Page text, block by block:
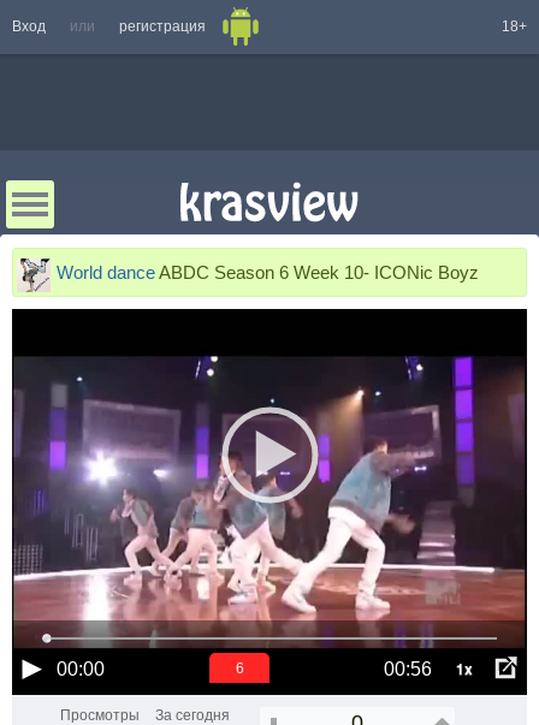
Вход или регистрация 18+
World danceABDC Season 6 Week 10- ICONic Boyz
00:00 00:56 1x
6
Просмотры За сегодня